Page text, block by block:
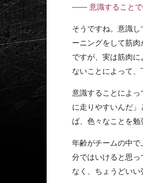
—— 意識することで
そうですね。意識
ーニングをして筋
ですが、実は筋肉
ないことによって、
意識することによ
に走りやすいんだ
ば、色々なことを勉
年齢がチームの中
分ではいけると思
なく、ちょうどいい